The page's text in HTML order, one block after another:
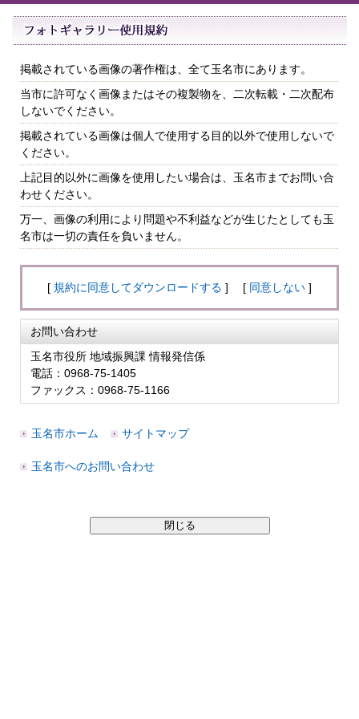
掲載されている画像の著作権は、全て玉名市にあります。
当市に許可なく画像またはその複製物を、二次転載・二次配布
しないでください。
掲載されている画像は個人で使用する目的以外で使用しないで
ください。
上記目的以外に画像を使用したい場合は、玉名市までお問い合
わせください。
万一、画像の利用により問題や不利益などが生じたとしても玉
名市は一切の責任を負いません。
[ 規約に同意してダウンロードする ] [ 同意しない ]
お問い合わせ
玉名市役所 地域振興課 情報発信係
電話：0968-75-1405
ファックス：0968-75-1166
玉名市ホーム サイトマップ
玉名市へのお問い合わせ